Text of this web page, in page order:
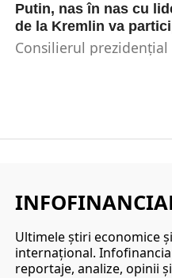
Putin, nas în nas cu
de la Kremlin va
Consilierul
Ultimele ştiri economice
internaţional.
reportaje, analize, opinii